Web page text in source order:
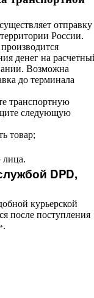
отправку
России.
денег на
Возможна
до терминала
транспортную
следующую
товар;
лица.
DPD,
курьерской
после поступления